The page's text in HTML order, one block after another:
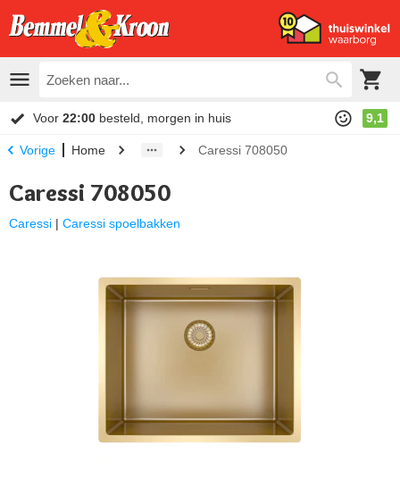
Voor 22:00 besteld, morgen in huis 9,1
Vorige Home Caressi 708050
Caressi 708050
Caressi | Caressi spoelbakken